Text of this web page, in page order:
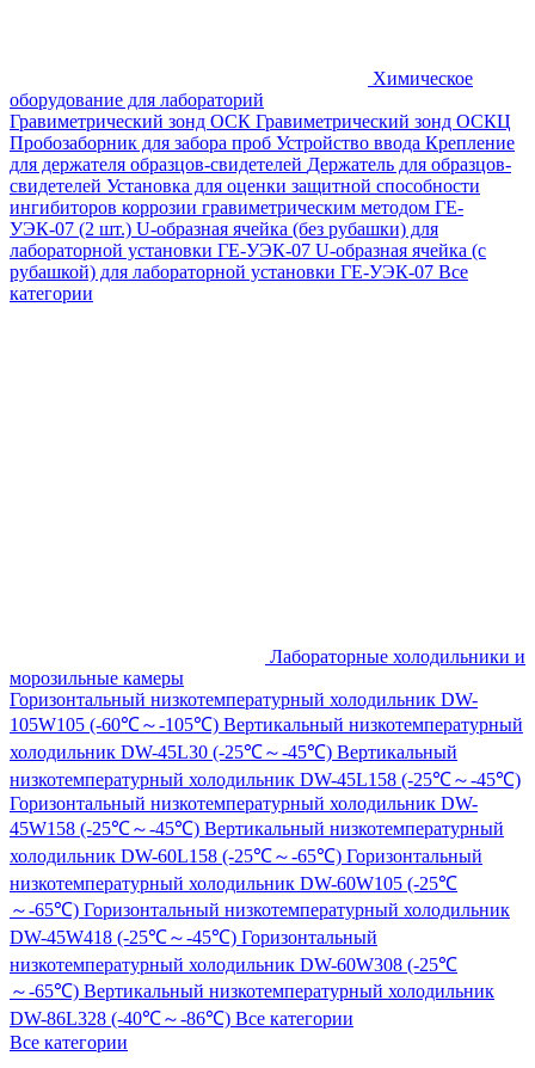
Химическое
оборудование для лабораторий
Гравиметрический зонд ОСК Гравиметрический зонд ОСКЦ
Пробозаборник для забора проб Устройство ввода Крепление
для держателя образцов-свидетелей Держатель для образцов-
свидетелей Установка для оценки защитной способности
ингибиторов коррозии гравиметрическим методом ГЕ-
УЭК-07 (2 шт.) U-образная ячейка (без рубашки) для
лабораторной установки ГЕ-УЭК-07 U-образная ячейка (с
рубашкой) для лабораторной установки ГЕ-УЭК-07 Все
категории
Лабораторные холодильники и
морозильные камеры
Горизонтальный низкотемпературный холодильник DW-
105W105 (-60℃～-105℃) Вертикальный низкотемпературный
холодильник DW-45L30 (-25℃～-45℃) Вертикальный
низкотемпературный холодильник DW-45L158 (-25℃～-45℃)
Горизонтальный низкотемпературный холодильник DW-
45W158 (-25℃～-45℃) Вертикальный низкотемпературный
холодильник DW-60L158 (-25℃～-65℃) Горизонтальный
низкотемпературный холодильник DW-60W105 (-25℃
～-65℃) Горизонтальный низкотемпературный холодильник
DW-45W418 (-25℃～-45℃) Горизонтальный
низкотемпературный холодильник DW-60W308 (-25℃
～-65℃) Вертикальный низкотемпературный холодильник
DW-86L328 (-40℃～-86℃) Все категории
Все категории